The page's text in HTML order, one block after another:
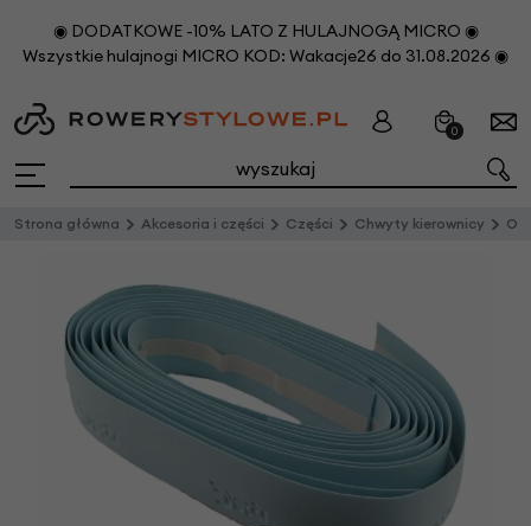
◉ DODATKOWE -10% LATO Z HULAJNOGĄ MICRO ◉
Wszystkie hulajnogi MICRO KOD: Wakacje26 do 31.08.2026 ◉
0
Strona główna Akcesoria i części Części Chwyty kierownicy